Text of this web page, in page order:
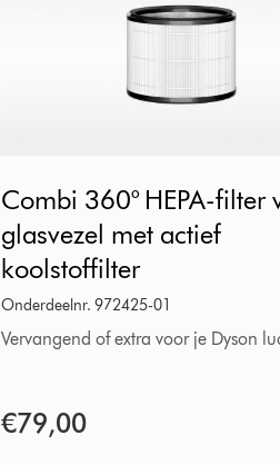
360°
HEPA-
filter
van
glasvezel
actief
koolstoffilter
Combi 360° HEPA-filter
glasvezel met actief
koolstoffilter
Onderdeelnr. 972425-01
Vervangend of extra voor je Dyson
€79,00